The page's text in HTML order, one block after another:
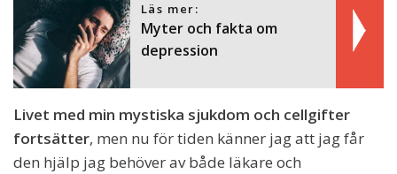
Läs mer:
Myter och fakta om
depression
Livet med min mystiska sjukdom och cellgifter
fortsätter, men nu för tiden känner jag att jag får
den hjälp jag behöver av både läkare och